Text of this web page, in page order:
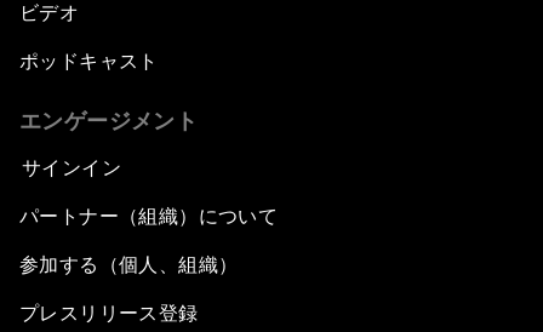
ビデオ
ポッドキャスト
エンゲージメント
サインイン
パートナー（組織）について
参加する（個人、組織）
プレスリリース登録